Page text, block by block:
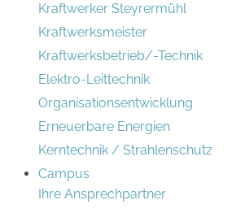
Kraftwerker Steyrermühl
Kraftwerksmeister
Kraftwerksbetrieb/-Technik
Elektro-Leittechnik
Organisationsentwicklung
Erneuerbare Energien
Kerntechnik / Strahlenschutz
Campus
Ihre Ansprechpartner